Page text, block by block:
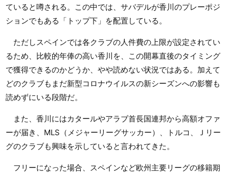
ていると噂される。この中では、サバデルが香川のプレーポジ
ションでもある「トップ下」を配置している。
ただしスペインでは各クラブの人件費の上限が設定されてい
るため、比較的年俸の高い香川を、この開幕直後のタイミング
で獲得できるのかどうか、やや読めない状況ではある。加えて
どのクラブもまだ新型コロナウイルスの新シーズンへの影響も
読めずにいる段階だ。
また、香川にはカタールやアラブ首長国連邦から高額オファ
ーが届き、MLS（メジャーリーグサッカー）、トルコ、Ｊリー
グのクラブも興味を示していると言われてきた。
フリーになった場合、スペインなど欧州主要リーグの移籍期